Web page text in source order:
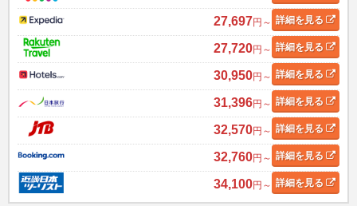
27,697円～ 詳細を見る
27,720円～ 詳細を見る
30,950円～ 詳細を見る
31,396円～ 詳細を見る
32,570円～ 詳細を見る
32,760円～ 詳細を見る
34,100円～ 詳細を見る